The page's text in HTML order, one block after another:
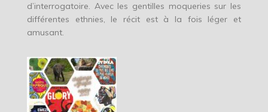
d’interrogatoire. Avec les gentilles moqueries sur les
différentes ethnies, le récit est à la fois léger et
amusant.